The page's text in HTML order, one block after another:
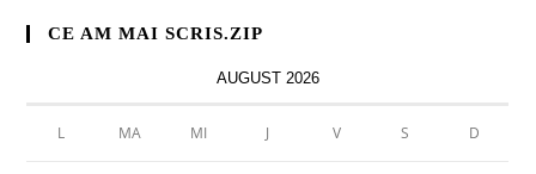
CE AM MAI SCRIS.ZIP
AUGUST 2026
L MA MI J V S D